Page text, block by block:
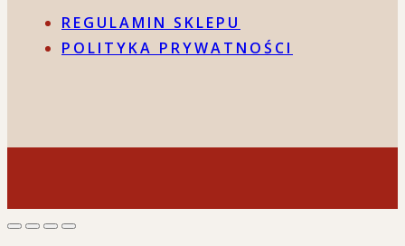
REGULAMIN SKLEPU
POLITYKA PRYWATNOŚCI